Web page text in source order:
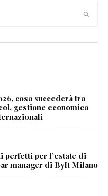
cosa succederà tra
gestione economica
perfetti per l’estate di
manager di ByIt Milano